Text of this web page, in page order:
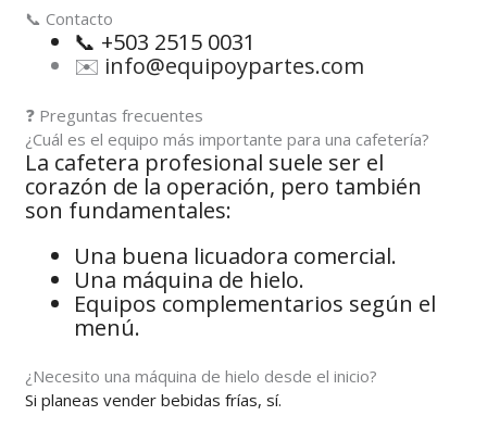
📞 Contacto
📞 +503 2515 0031
✉️ info@equipoypartes.com
❓ Preguntas frecuentes
¿Cuál es el equipo más importante para una cafetería?
La cafetera profesional suele ser el
corazón de la operación, pero también
son fundamentales:
Una buena licuadora comercial.
Una máquina de hielo.
Equipos complementarios según el
menú.
¿Necesito una máquina de hielo desde el inicio?
Si planeas vender bebidas frías, sí.